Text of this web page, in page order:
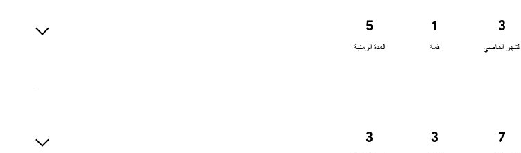
3
الشهر الماضي
1
قمة
5
المدة الزمنية
7
3
3